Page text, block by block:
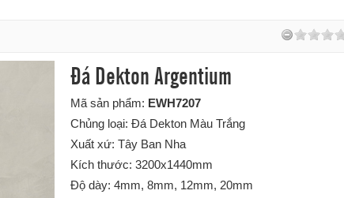
Đá Dekton Argentium
Mã sản phẩm: EWH7207
Chủng loại: Đá Dekton Màu Trắng
Xuất xứ: Tây Ban Nha
Kích thước: 3200x1440mm
Độ dày: 4mm, 8mm, 12mm, 20mm